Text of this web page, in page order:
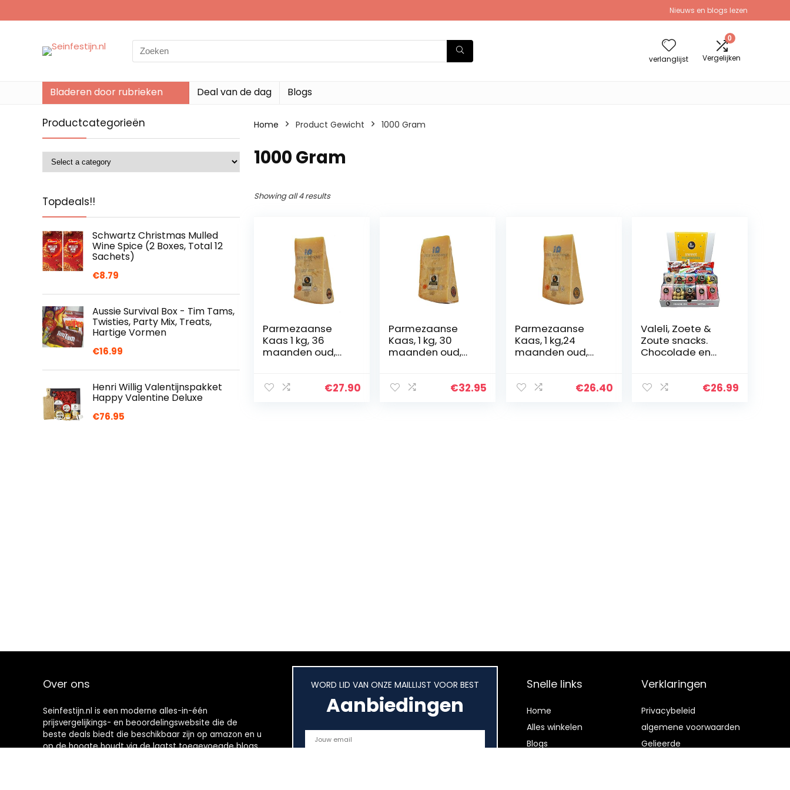
Nieuws en blogs lezen
Search
for:
verlanglijst
0
Vergelijken
Bladeren door rubrieken Deal van de dag Blogs
Productcategorieën
Topdeals!!
Schwartz Christmas Mulled
Wine Spice (2 Boxes, Total 12
Sachets)
€8.79
Aussie Survival Box - Tim Tams,
Twisties, Party Mix, Treats,
Hartige Vormen
€16.99
Henri Willig Valentijnspakket
Happy Valentine Deluxe
€76.95
Home Product Gewicht ‎1000 Gram
‎1000 Gram
Showing all 4 results
Parmezaanse
Kaas 1 kg, 36
maanden oud,
ming
€27.90
Parmezaanse
Kaas, 1 kg, 30
maanden oud,
ming
€32.95
Parmezaanse
Kaas, 1 kg,24
maanden oud,
ming
€26.40
Valeli, Zoete &
Zoute snacks.
Chocolade en
Cadeaupakket,
€26.99
Over ons
Seinfestijn.nl is een moderne alles-in-één
prijsvergelijkings- en beoordelingswebsite die de
beste deals biedt die beschikbaar zijn op amazon en u
op de hoogte houdt via de laatst toegevoegde blogs.
WORD LID VAN ONZE MAILLIJST VOOR BEST
Aanbiedingen
Snelle links
Home
Alles winkelen
Blogs
Verklaringen
Privacybeleid
algemene voorwaarden
Gelieerde